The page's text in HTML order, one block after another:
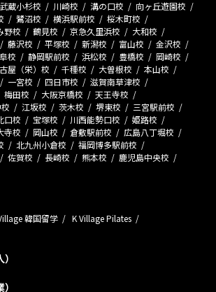
武蔵小杉校 川崎校 溝の口校
向ヶ丘遊園校
鷺沼校 横浜駅前校
桜木町校
野校 鶴見校 京急久里浜校
大和校
藤沢校 平塚校 新潟校 富山校
金沢校
校 静岡駅前校 浜松校 豊橋校
岡崎校
屋（栄）校 千種校 大曽根校
本山校
一宮校 四日市校
滋賀南草津校
梅田校 大阪京橋校
天王寺校
江坂校 茨木校 堺東校
三宮駅前校
口校 宝塚校 川西能勢口校
姫路校
寺校 岡山校 倉敷駅前校
広島八丁堀校
北九州小倉校
福岡博多駅前校
佐賀校 長崎校 熊本校
鹿児島中央校
韓国留学
K Village Pilates